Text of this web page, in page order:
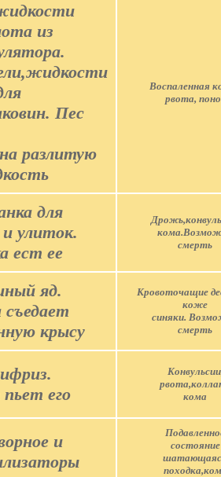
из
Пес
разлитую
Воспаленная
рвота,
для
и улиток.
ест ее
смерть
яд.
съедает
крысу
Кровоточащие
коже
синяки.
смерть
его
кома
и
состояние